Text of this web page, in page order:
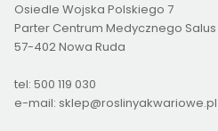
Osiedle Wojska Polskiego 7
Parter Centrum Medycznego Salus
57-402 Nowa Ruda
tel: 500 119 030
e-mail: sklep@roslinyakwariowe.pl